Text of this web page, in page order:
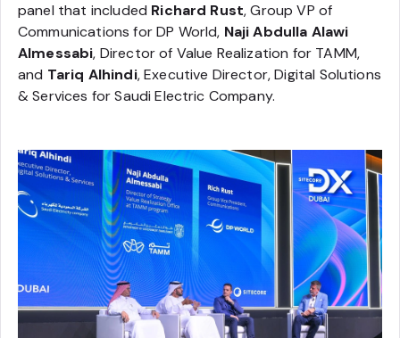
panel that included Richard Rust, Group VP of
Communications for DP World, Naji Abdulla Alawi
Almessabi, Director of Value Realization for TAMM,
and Tariq Alhindi, Executive Director, Digital Solutions
& Services for Saudi Electric Company.